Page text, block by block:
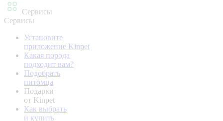
Сервисы
Сервисы
Установите
приложение Kinpet
Какая порода
подходит вам?
Подобрать
питомца
Подарки
от Kinpet
Как выбрать
и купить